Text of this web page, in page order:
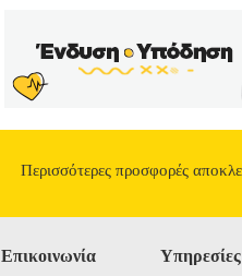
Περισσότερες προσφορές
Επικοινωνία Υπηρεσίες